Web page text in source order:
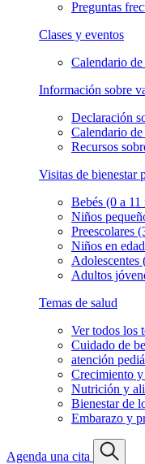
Preguntas
Clases y eventos
Calendario
Información sobre
Declaración
Calendario
Recursos
Visitas de bienestar
Bebés (0 a 11
Niños
Preescolares
Niños en
Adolescentes
Adultos
Temas de salud
Ver todos los
Cuidado de
atención
Crecimiento
Nutrición y
Bienestar de
Embarazo y
Agenda una cita